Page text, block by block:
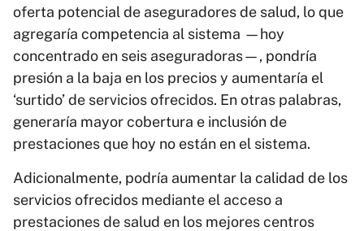
oferta potencial de aseguradores de salud, lo que
agregaría competencia al sistema —hoy
concentrado en seis aseguradoras—, pondría
presión a la baja en los precios y aumentaría el
‘surtido’ de servicios ofrecidos. En otras palabras,
generaría mayor cobertura e inclusión de
prestaciones que hoy no están en el sistema.
Adicionalmente, podría aumentar la calidad de los
servicios ofrecidos mediante el acceso a
prestaciones de salud en los mejores centros